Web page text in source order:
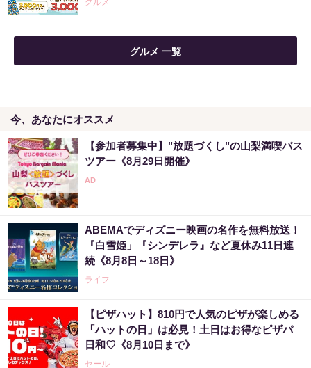
「僕が世界三大投資家から信頼されている理
由」精鋭のなかでNo.1になった天才
『カートン買い、ダメ。ゼッタイ。』年間11
万円節約の新型タバコが爆売れ
PR（株式会社HAL）
PR（株式会社HAL）
グルメ
グルメ 一覧
今、あなたにオススメ
【参加者募集中】"放題づくし"の山梨満喫バス
ツアー《8月29日開催》
ABEMAでディズニー映画の名作を無料放送！
『白雪姫」『シンデレラ』など夏休み11日連
続《8月8日～18日》
ライフ
【ピザハット】810円で人気のピザが楽しめる
「ハットの日」は必見！土日はお得なピザパ
日和♡《8月10日まで》
セール